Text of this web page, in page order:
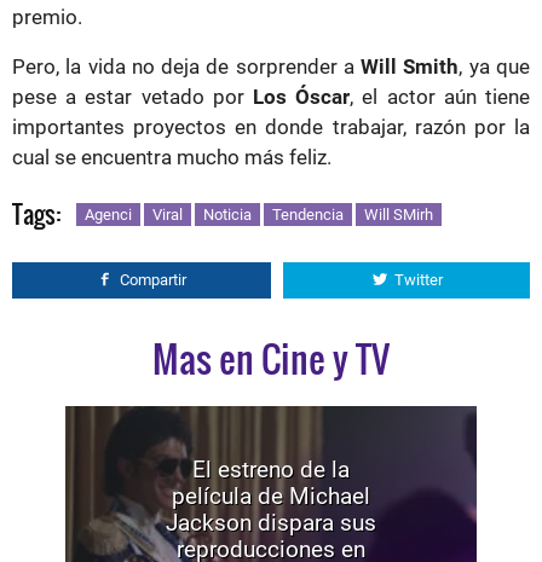
premio.
Pero, la vida no deja de sorprender aWill Smith, ya que
pese a estar vetado por Los Óscar, el actor aún tiene
importantes proyectos en donde trabajar, razón por la
cual se encuentra mucho más feliz.
Tags: Agenci Viral Noticia Tendencia Will SMirh
Compartir Twitter
Mas en Cine y TV
El estreno de la
película de Michael
Jackson dispara sus
reproducciones en